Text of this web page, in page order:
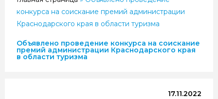
конкурса на соискание премий администрации
Краснодарского края в области туризма
Объявлено проведение конкурса на соискание
премий администрации Краснодарского края
в области туризма
17.11.2022